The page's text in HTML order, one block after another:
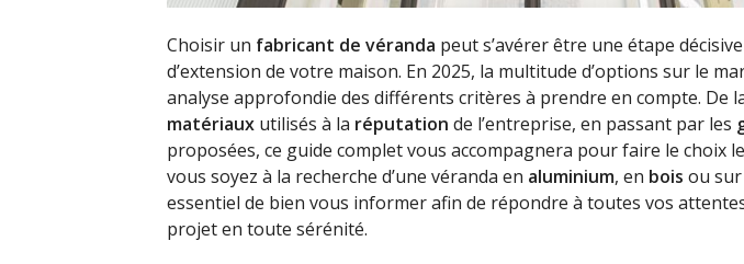
Choisir un fabricant de véranda peut s’avérer être une étape
d’extension de votre maison. En 2025, la multitude d’options sur le
analyse approfondie des différents critères à prendre en compte. De
matériaux utilisés à la réputation de l’entreprise, en passant par les
proposées, ce guide complet vous accompagnera pour faire le choix
vous soyez à la recherche d’une véranda en aluminium, en bois ou
essentiel de bien vous informer afin de répondre à toutes vos
projet en toute sérénité.